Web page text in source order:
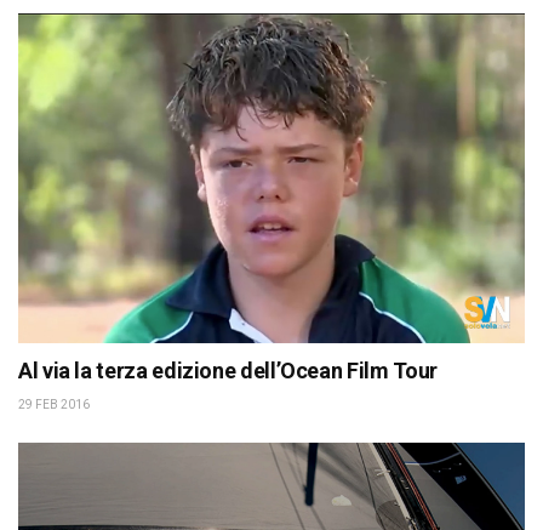
Al via la terza edizione dell’Ocean Film Tour
29 FEB 2016